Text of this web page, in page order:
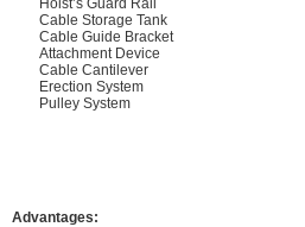
Hoist’s Guard Rail
Cable Storage Tank
Cable Guide Bracket
Attachment Device
Cable Cantilever
Erection System
Pulley System
Advantages: